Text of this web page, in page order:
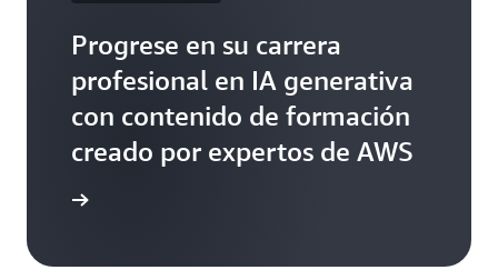
Progrese en su carrera
profesional en IA generativa
con contenido de formación
creado por expertos de AWS